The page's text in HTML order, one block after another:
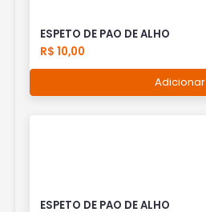
ESPETO DE PAO DE ALHO
R$ 10,00
Adicionar
ESPETO DE PAO DE ALHO